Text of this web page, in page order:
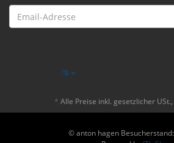
Email-
Adresse
* Alle Preise inkl. gesetzlicher USt.,
© anton hagen